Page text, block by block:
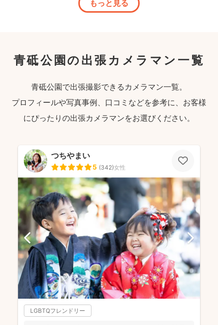
もっと見る
青砥公園の出張カメラマン一覧
青砥公園で出張撮影できるカメラマン一覧。
プロフィールや写真事例、口コミなどを参考に、お客様
にぴったりの出張カメラマンをお選びください。
つちやまい
5 (342)女性
LGBTQフレンドリー